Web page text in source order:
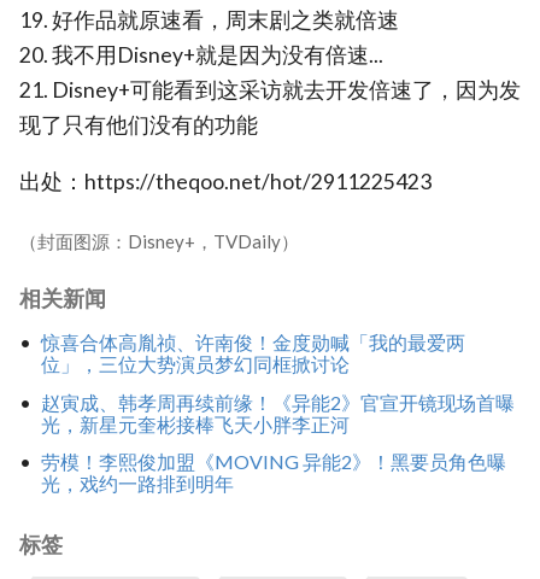
19. 好作品就原速看，周末剧之类就倍速
20. 我不用Disney+就是因为没有倍速...
21. Disney+可能看到这采访就去开发倍速了，因为发
现了只有他们没有的功能
出处：https://theqoo.net/hot/2911225423
（封面图源：Disney+，TVDaily）
相关新闻
惊喜合体高胤祯、许南俊！金度勋喊「我的最爱两
位」，三位大势演员梦幻同框掀讨论
赵寅成、韩孝周再续前缘！《异能2》官宣开镜现场首曝
光，新星元奎彬接棒飞天小胖李正河
劳模！李熙俊加盟《MOVING 异能2》！黑要员角色曝
光，戏约一路排到明年
标签